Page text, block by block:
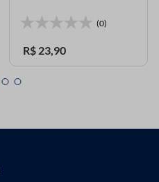
(0)
R$ 23,90